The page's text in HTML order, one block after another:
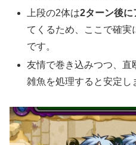
上段の2体は2ターン後に
てくるため、ここで確実
です。
友情で巻き込みつつ、直
雑魚を処理すると安定し